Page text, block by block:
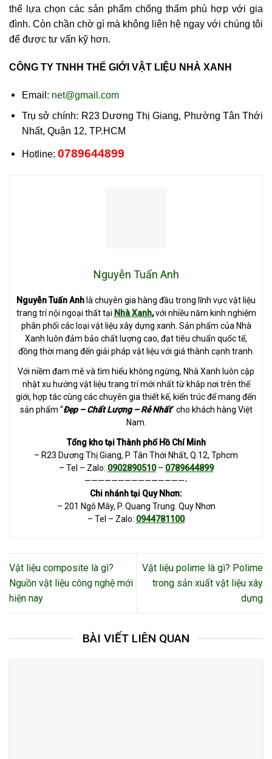
thể lựa chọn các sản phẩm chống thấm phù hợp với gia
đình. Còn chần chờ gì mà không liên hệ ngay với chúng tôi
để được tư vấn kỹ hơn.
CÔNG TY TNHH THẾ GIỚI VẬT LIỆU NHÀ XANH
Email: net@gmail.com
Trụ sở chính: R23 Dương Thị Giang, Phường Tân Thới
Nhất, Quận 12, TP.HCM
Hotline: 0789644899
Nguyễn Tuấn Anh
Nguyễn Tuấn Anh là chuyên gia hàng đầu trong lĩnh vực vật liệu
trang trí nội ngoại thất tại Nhà Xanh,với nhiều năm kinh nghiệm
phân phối các loại vật liệu xây dựng xanh. Sản phẩm của Nhà
Xanh luôn đảm bảo chất lượng cao, đạt tiêu chuẩn quốc tế,
đồng thời mang đến giải pháp vật liệu với giá thành cạnh tranh.
Với niềm đam mê và tìm hiểu không ngừng, Nhà Xanh luôn cập
nhật xu hướng vật liệu trang trí mới nhất từ khắp nơi trên thế
giới, hợp tác cùng các chuyên gia thiết kế, kiến trúc để mang đến
sản phẩm “Đẹp – Chất Lượng – Rẻ Nhất” cho khách hàng Việt
Nam.
Tổng kho tại Thành phố Hồ Chí Minh
– R23 Dương Thị Giang, P. Tân Thới Nhất, Q.12, Tphcm
– Tel – Zalo: 0902890510– 0789644899
———————————————-
Chi nhánh tại Quy Nhơn:
– 201 Ngô Mây, P. Quang Trung. Quy Nhơn
– Tel – Zalo: 0944781100
Vật liệu composite là gì?
Nguồn vật liệu công nghệ mới
hiện nay
Vật liệu polime là gì? Polime
trong sản xuất vật liệu xây
dựng
BÀI VIẾT LIÊN QUAN